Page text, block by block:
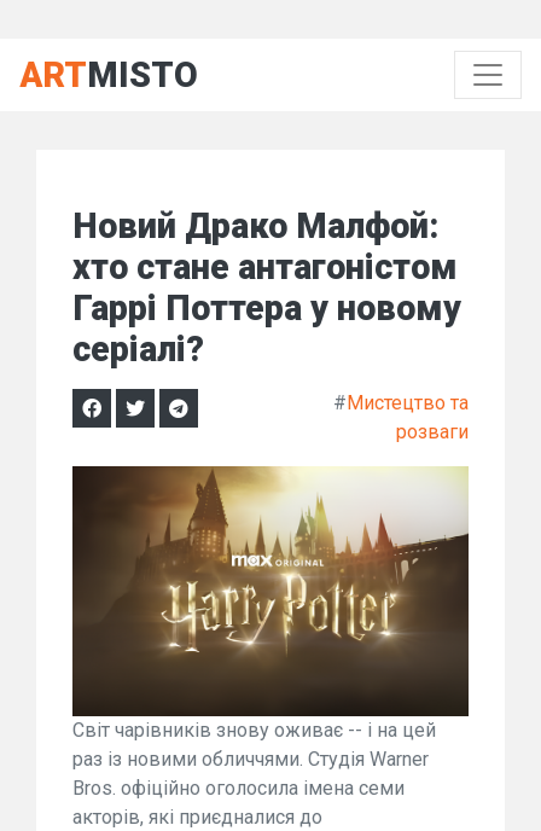
ARTMISTO
Новий Драко Малфой:
хто стане антагоністом
Гаррі Поттера у новому
серіалі?
#Мистецтво та
розваги
Світ чарівників знову оживає -- і на цей
раз із новими обличчями. Студія Warner
Bros. офіційно оголосила імена семи
акторів, які приєдналися до